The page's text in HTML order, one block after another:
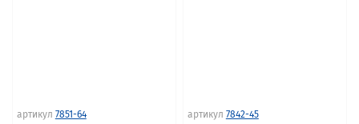
артикул 7851-64 артикул 7842-45